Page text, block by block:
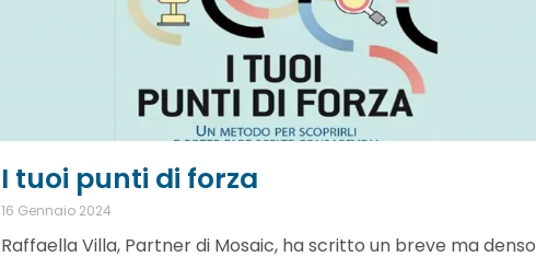
I tuoi punti di forza
16 Gennaio 2024
Raffaella Villa, Partner di Mosaic, ha scritto un breve ma denso